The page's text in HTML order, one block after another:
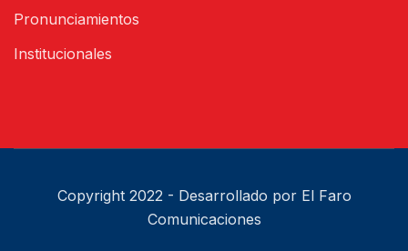
Pronunciamientos
Institucionales
Copyright 2022 - Desarrollado por El Faro
Comunicaciones